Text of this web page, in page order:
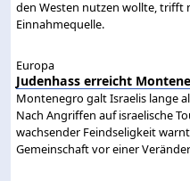
den Westen nutzen wollte, trifft
Einnahmequelle.
Europa
Judenhass erreicht
Montenegro galt Israelis lange
Nach Angriffen auf israelische
wachsender Feindseligkeit
Gemeinschaft vor einer